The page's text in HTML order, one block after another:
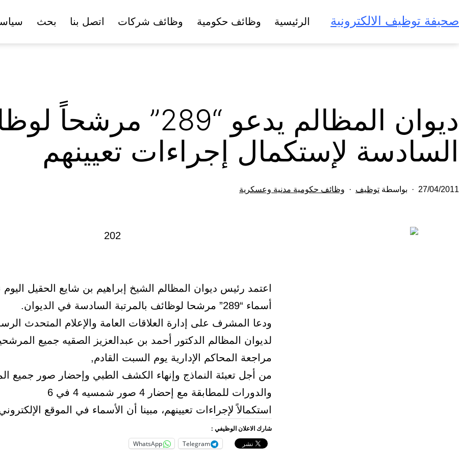
إلى
المحتوى
صحيفة توظيف الالكترونية الرئيسية وظائف حكومية وظائف شركات اتصل بنا بحث
ديوان المظالم يدعو
السادسة لإستكمال إجراءات تعيينهم
تم
27/04/2011 بواسطة توظيف
مصنف
وظائف حكومية مدنية وعسكرية
اعتمد رئيس ديوان المظالم الشيخ إبراهيم بن شايع الحقيل اليوم
أسماء “289” مرشحا لوظائف بالمرتبة السادسة في الديوان.
ودعا المشرف على إدارة العلاقات العامة والإعلام المتحدث
لديوان المظالم الدكتور أحمد بن عبدالعزيز الصقيه جميع
مراجعة المحاكم الإدارية يوم السبت القادم,
من أجل تعبئة النماذج وإنهاء الكشف الطبي وإحضار صور جميع
والدورات للمطابقة مع إحضار 4 صور شمسيه 4 في 6
استكمالاً لإجراءات تعيينهم، مبينا أن الأسماء في الموقع
شارك الاعلان الوظيفي :
Telegram
WhatsApp